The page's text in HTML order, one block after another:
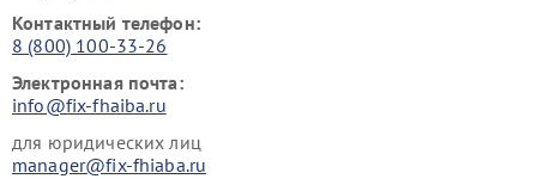
Контактный телефон:
8 (800) 100-33-26
Электронная почта:
info@fix-fhaiba.ru
для юридических лиц
manager@fix-fhiaba.ru